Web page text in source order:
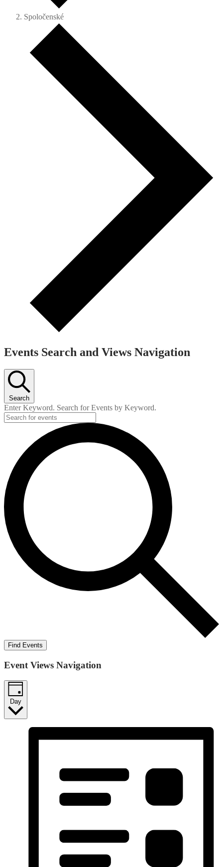
Spoločenské
Events Search and Views Navigation
Search
Enter Keyword. Search for Events by Keyword.
Find Events
Event Views Navigation
Day